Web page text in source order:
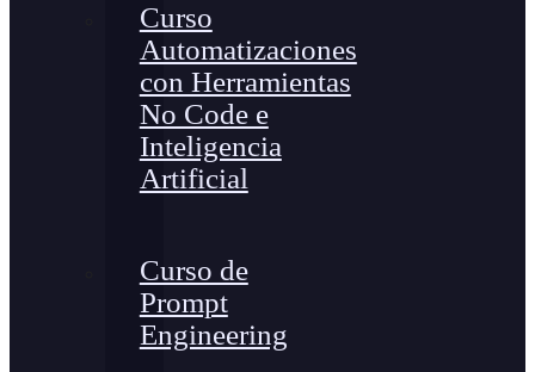
Curso
Automatizaciones
con Herramientas
No Code e
Inteligencia
Artificial
Curso de
Prompt
Engineering